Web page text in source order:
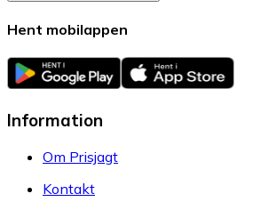
Hent mobilappen
Information
Om Prisjagt
Kontakt